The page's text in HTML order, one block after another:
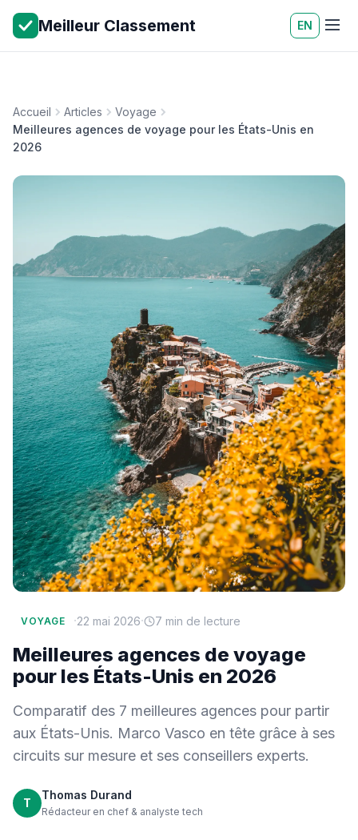
Meilleur Classement EN
Accueil Articles
Voyage
Meilleures agences de voyage pour les États-Unis en
2026
VOYAGE ·22 mai 2026· 7 min de lecture
Meilleures agences de voyage
pour les États-Unis en 2026
Comparatif des 7 meilleures agences pour partir
aux États-Unis. Marco Vasco en tête grâce à ses
circuits sur mesure et ses conseillers experts.
T
Thomas Durand
Rédacteur en chef & analyste tech